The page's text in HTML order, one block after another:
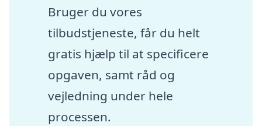
Bruger du vores
tilbudstjeneste, får du helt
gratis hjælp til at specificere
opgaven, samt råd og
vejledning under hele
processen.